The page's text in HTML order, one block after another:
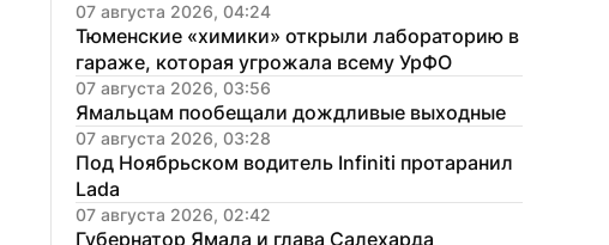
07 августа 2026, 04:24
Тюменские «химики» открыли лабораторию в
гараже, которая угрожала всему УрФО
07 августа 2026, 03:56
Ямальцам пообещали дождливые выходные
07 августа 2026, 03:28
Под Ноябрьском водитель Infiniti протаранил
Lada
07 августа 2026, 02:42
Губернатор Ямала и глава Салехарда